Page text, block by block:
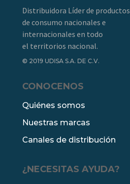
Distribuidora Líder de productos
de consumo nacionales e
internacionales en todo
el territorios nacional.
© 2019 UDISA S.A. DE C.V.
CONOCENOS
Quiénes somos
Nuestras marcas
Canales de distribución
¿NECESITAS AYUDA?